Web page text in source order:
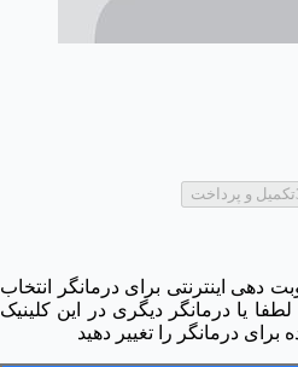
تکمیل و پرداخت
دهی اینترنتی برای درمانگر انتخاب
یا درمانگر دیگری در این کلینیک
برای درمانگر را تغییر دهید